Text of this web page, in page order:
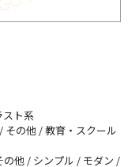
スト系
その他 / 教育・スクール
の他 / シンプル / モダン /